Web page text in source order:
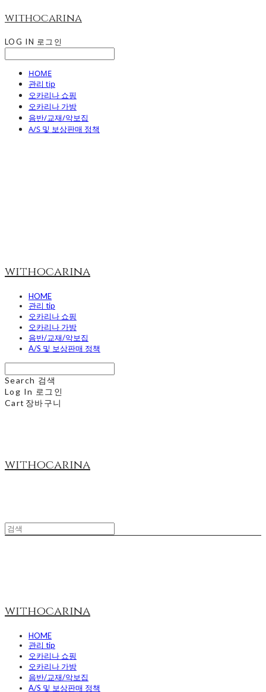
withocarina
LOG IN 로그인
HOME
관리 tip
오카리나 쇼핑
오카리나 가방
음반/교재/악보집
A/S 및 보상판매 정책
withocarina
HOME
관리 tip
오카리나 쇼핑
오카리나 가방
음반/교재/악보집
A/S 및 보상판매 정책
Search 검색
Log In 로그인
Cart 장바구니
withocarina
withocarina
HOME
관리 tip
오카리나 쇼핑
오카리나 가방
음반/교재/악보집
A/S 및 보상판매 정책